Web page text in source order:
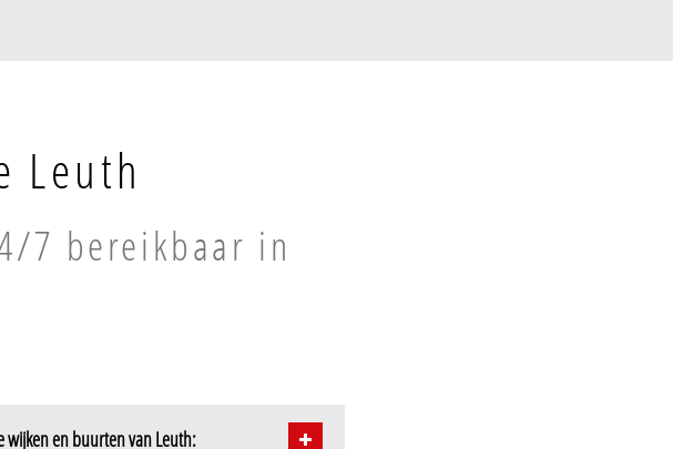
Leuth
7 bereikbaar in
wijken en buurten van Leuth: